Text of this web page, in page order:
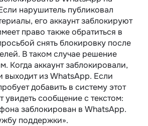
нарушитель публиковал
его аккаунт заблокируют
право также обратиться в
снять блокировку после
В таком случае решение
Когда аккаунт заблокировали,
выходит из WhatsApp. Если
добавить в систему этот
сообщение с текстом:
заблокирован в WhatsApp.
поддержки».